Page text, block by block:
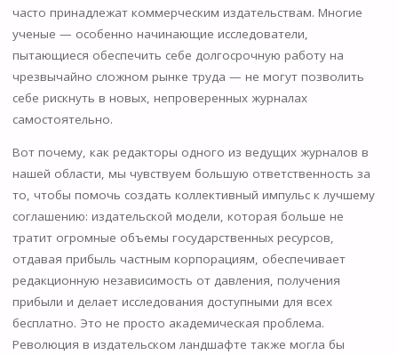
часто принадлежат коммерческим издательствам. Многие
ученые — особенно начинающие исследователи,
пытающиеся обеспечить себе долгосрочную работу на
чрезвычайно сложном рынке труда — не могут позволить
себе рискнуть в новых, непроверенных журналах
самостоятельно.
Вот почему, как редакторы одного из ведущих журналов в
нашей области, мы чувствуем большую ответственность за
то, чтобы помочь создать коллективный импульс к лучшему
соглашению: издательской модели, которая больше не
тратит огромные объемы государственных ресурсов,
отдавая прибыль частным корпорациям, обеспечивает
редакционную независимость от давления, получения
прибыли и делает исследования доступными для всех
бесплатно. Это не просто академическая проблема.
Революция в издательском ландшафте также могла бы